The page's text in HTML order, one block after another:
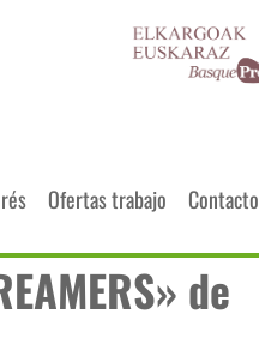
Ofertas trabajo Contacto
de